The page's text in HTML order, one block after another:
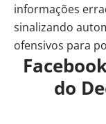
informações
sinalizando
ofensivos para
do